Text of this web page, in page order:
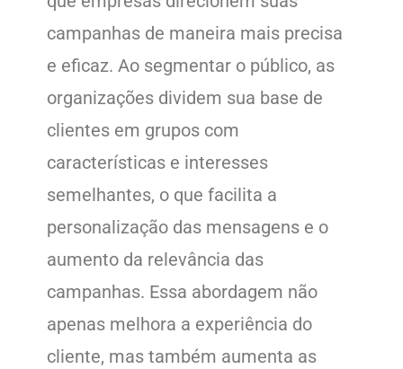
campanhas de maneira mais precisa
e eficaz. Ao segmentar o público, as
organizações dividem sua base de
clientes em grupos com
características e interesses
semelhantes, o que facilita a
personalização das mensagens e o
aumento da relevância das
campanhas. Essa abordagem não
apenas melhora a experiência do
cliente, mas também aumenta as